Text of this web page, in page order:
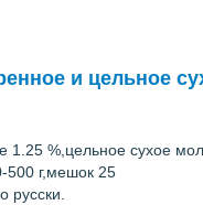
и цельное
1.25 %,цельное сухое
500 г,мешок 25
русски.